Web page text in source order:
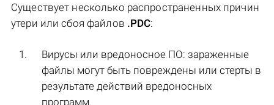
Существует несколько распространенных причин
утери или сбоя файлов .PDC:
Вирусы или вредоносное ПО: зараженные
файлы могут быть повреждены или стерты в
результате действий вредоносных
программ.